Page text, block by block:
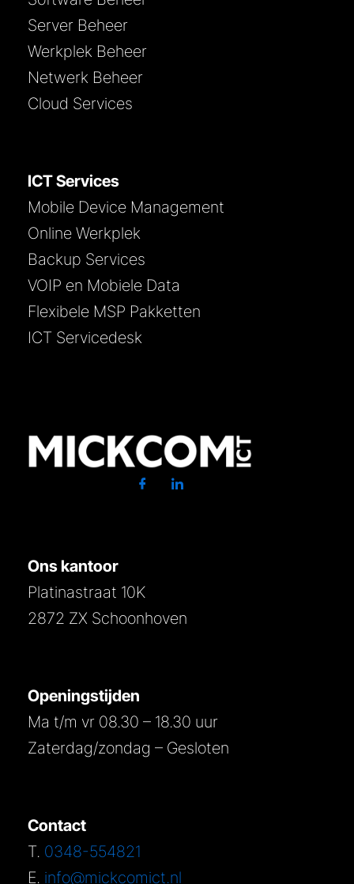
Server Beheer
Werkplek Beheer
Netwerk Beheer
Cloud Services
ICT Services
Mobile Device Management
Online Werkplek
Backup Services
VOIP en Mobiele Data
Flexibele MSP Pakketten
ICT Servicedesk
Ons kantoor
Platinastraat 10K
2872 ZX Schoonhoven
Openingstijden
Ma t/m vr 08.30 – 18.30 uur
Zaterdag/zondag – Gesloten
Contact
T. 0348-554821
E. info@mickcomict.nl